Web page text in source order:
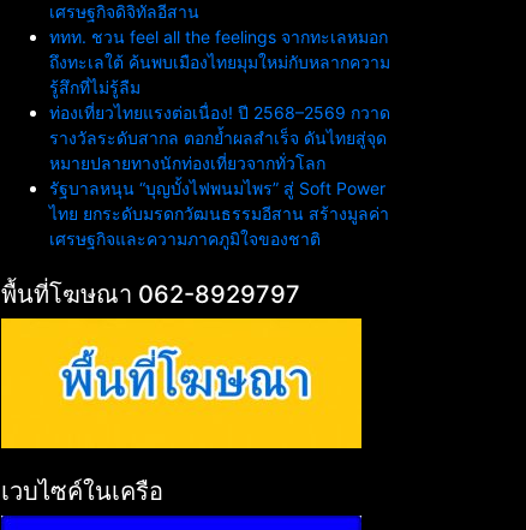
เศรษฐกิจดิจิทัลอีสาน
ททท. ชวน feel all the feelings จากทะเลหมอก
ถึงทะเลใต้ ค้นพบเมืองไทยมุมใหม่กับหลากความ
รู้สึกที่ไม่รู้ลืม
ท่องเที่ยวไทยแรงต่อเนื่อง! ปี 2568–2569 กวาด
รางวัลระดับสากล ตอกย้ำผลสำเร็จ ดันไทยสู่จุด
หมายปลายทางนักท่องเที่ยวจากทั่วโลก
รัฐบาลหนุน “บุญบั้งไฟพนมไพร” สู่ Soft Power
ไทย ยกระดับมรดกวัฒนธรรมอีสาน สร้างมูลค่า
เศรษฐกิจและความภาคภูมิใจของชาติ
พื้นที่โฆษณา 062-8929797
เวบไซค์ในเครือ